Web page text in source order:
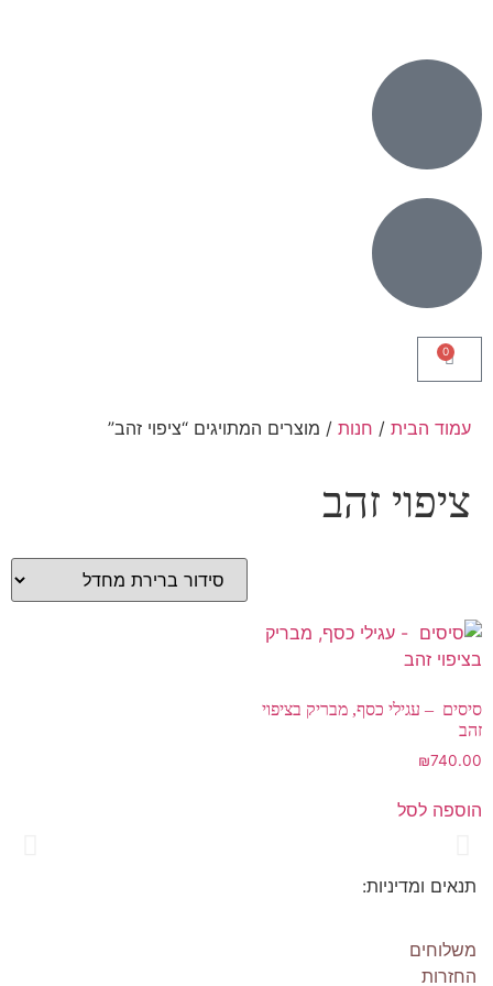
0
עמוד הבית / חנות / מוצרים המתויגים “ציפוי זהב”
ציפוי זהב
סיסים – עגילי כסף, מבריק בציפוי
זהב
₪740.00
הוספה לסל
Os Collection
New on Store
תנאים ומדיניות:
משלוחים
החזרות